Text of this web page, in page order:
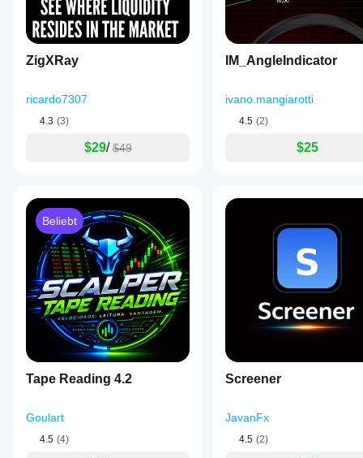
ZigXRay
ricardo7307
4.3 (3)
$29/ $49
IM_AngleIndicator
ivano.mangiarotti
4.5 (2)
$25
Beliebt
Tape Reading 4.2
Goulart
4.5 (4)
Screener
JavanFx
4.5 (2)